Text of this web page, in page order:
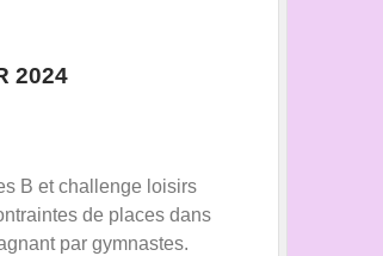
2024
B et challenge loisirs
de places dans
par gymnastes.